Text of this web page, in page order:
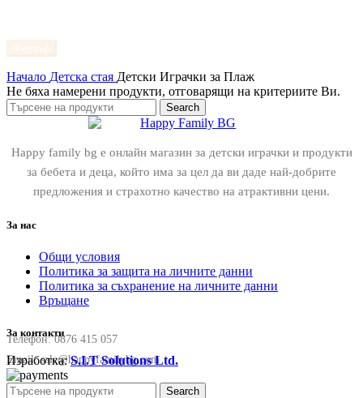
Начало Детска стая Детски Играчки за Плаж
Не бяха намерени продукти, отговарящи на критериите Ви.
Search
Happy family bg е онлайн магазин за детски играчки и продукти
за бебета и деца, който има за цел да ви даде най-добрите
предложения и страхотно качество на атрактивни цени.
За нас
Общи условия
Политика за защита на личните данни
Политика за съхранение на личните данни
Връщане
За контакти
Телефон:0876 415 057
Email:sale@happyfamilybg.com
Изработка:S.I.T Solutions Ltd.
Search